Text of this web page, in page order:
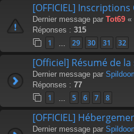
[OFFICIEL]
Dernier message par Tot69 «
Réponses : 315
1 29 30 31 32
[Officiel] Résumé de
Dernier message par
Réponses : 77
1 5 6 7 8
[OFFICIEL]
Dernier message par